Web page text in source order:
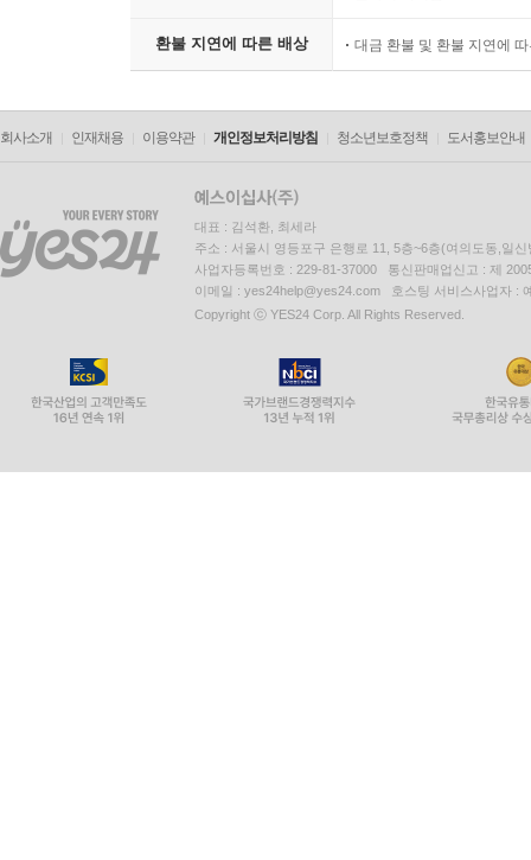
환불 지연에 따른 배상 대금 환불 및 환불 지연에
회사소개 인재채용 이용약관 개인정보처리방침 청소년보호정책 도서홍보안내
대표 : 김석환, 최세라
주소 : 서울시 영등포구 은행로 11, 5층~6층(여의도동,일신
사업자등록번호 : 229-81-37000 통신판매업신고 : 제
이메일 : yes24help@yes24.com 호스팅 서비스사업자 :
Copyright ⓒ YES24 Corp. All Rights Reserved.